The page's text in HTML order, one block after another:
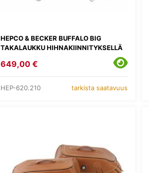
HEPCO & BECKER BUFFALO BIG
TAKALAUKKU HIHNAKIINNITYKSELLÄ
649,00 €
HEP-620.210 tarkista saatavuus